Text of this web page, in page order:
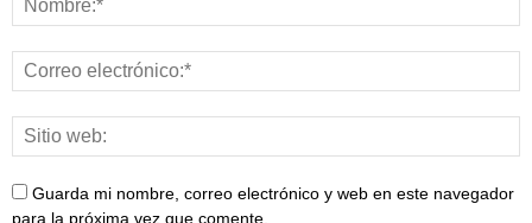
Guarda mi nombre, correo electrónico y web en este navegador
para la próxima vez que comente.